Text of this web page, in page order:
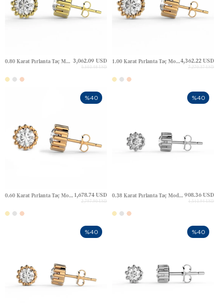
0.80 Karat Pırlanta Taç Model Tektaş Altın Küpe 3,062.09 USD
5,103.48 USD
1.00 Karat Pırlanta Taç Model Tektaş Halo Çivili Altın Küpe4,362.22 USD
7,270.37 USD
0.60 Karat Pırlanta Taç Model Tektaş Halo Çivili Altın Küpe 1,678.74 USD
2,797.90 USD
%40
0.38 Karat Pırlanta Taç Model Tektaş Altın Küpe 908.36 USD
1,513.94 USD
%40
%40 %40